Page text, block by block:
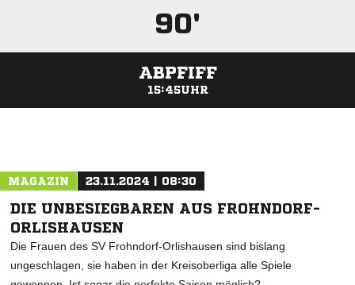
90'
ABPFIFF
15:45UHR
MAGAZIN 23.11.2024 | 08:30
DIE UNBESIEGBAREN AUS FROHNDORF-
ORLISHAUSEN
Die Frauen des SV Frohndorf-Orlishausen sind bislang
ungeschlagen, sie haben in der Kreisoberliga alle Spiele